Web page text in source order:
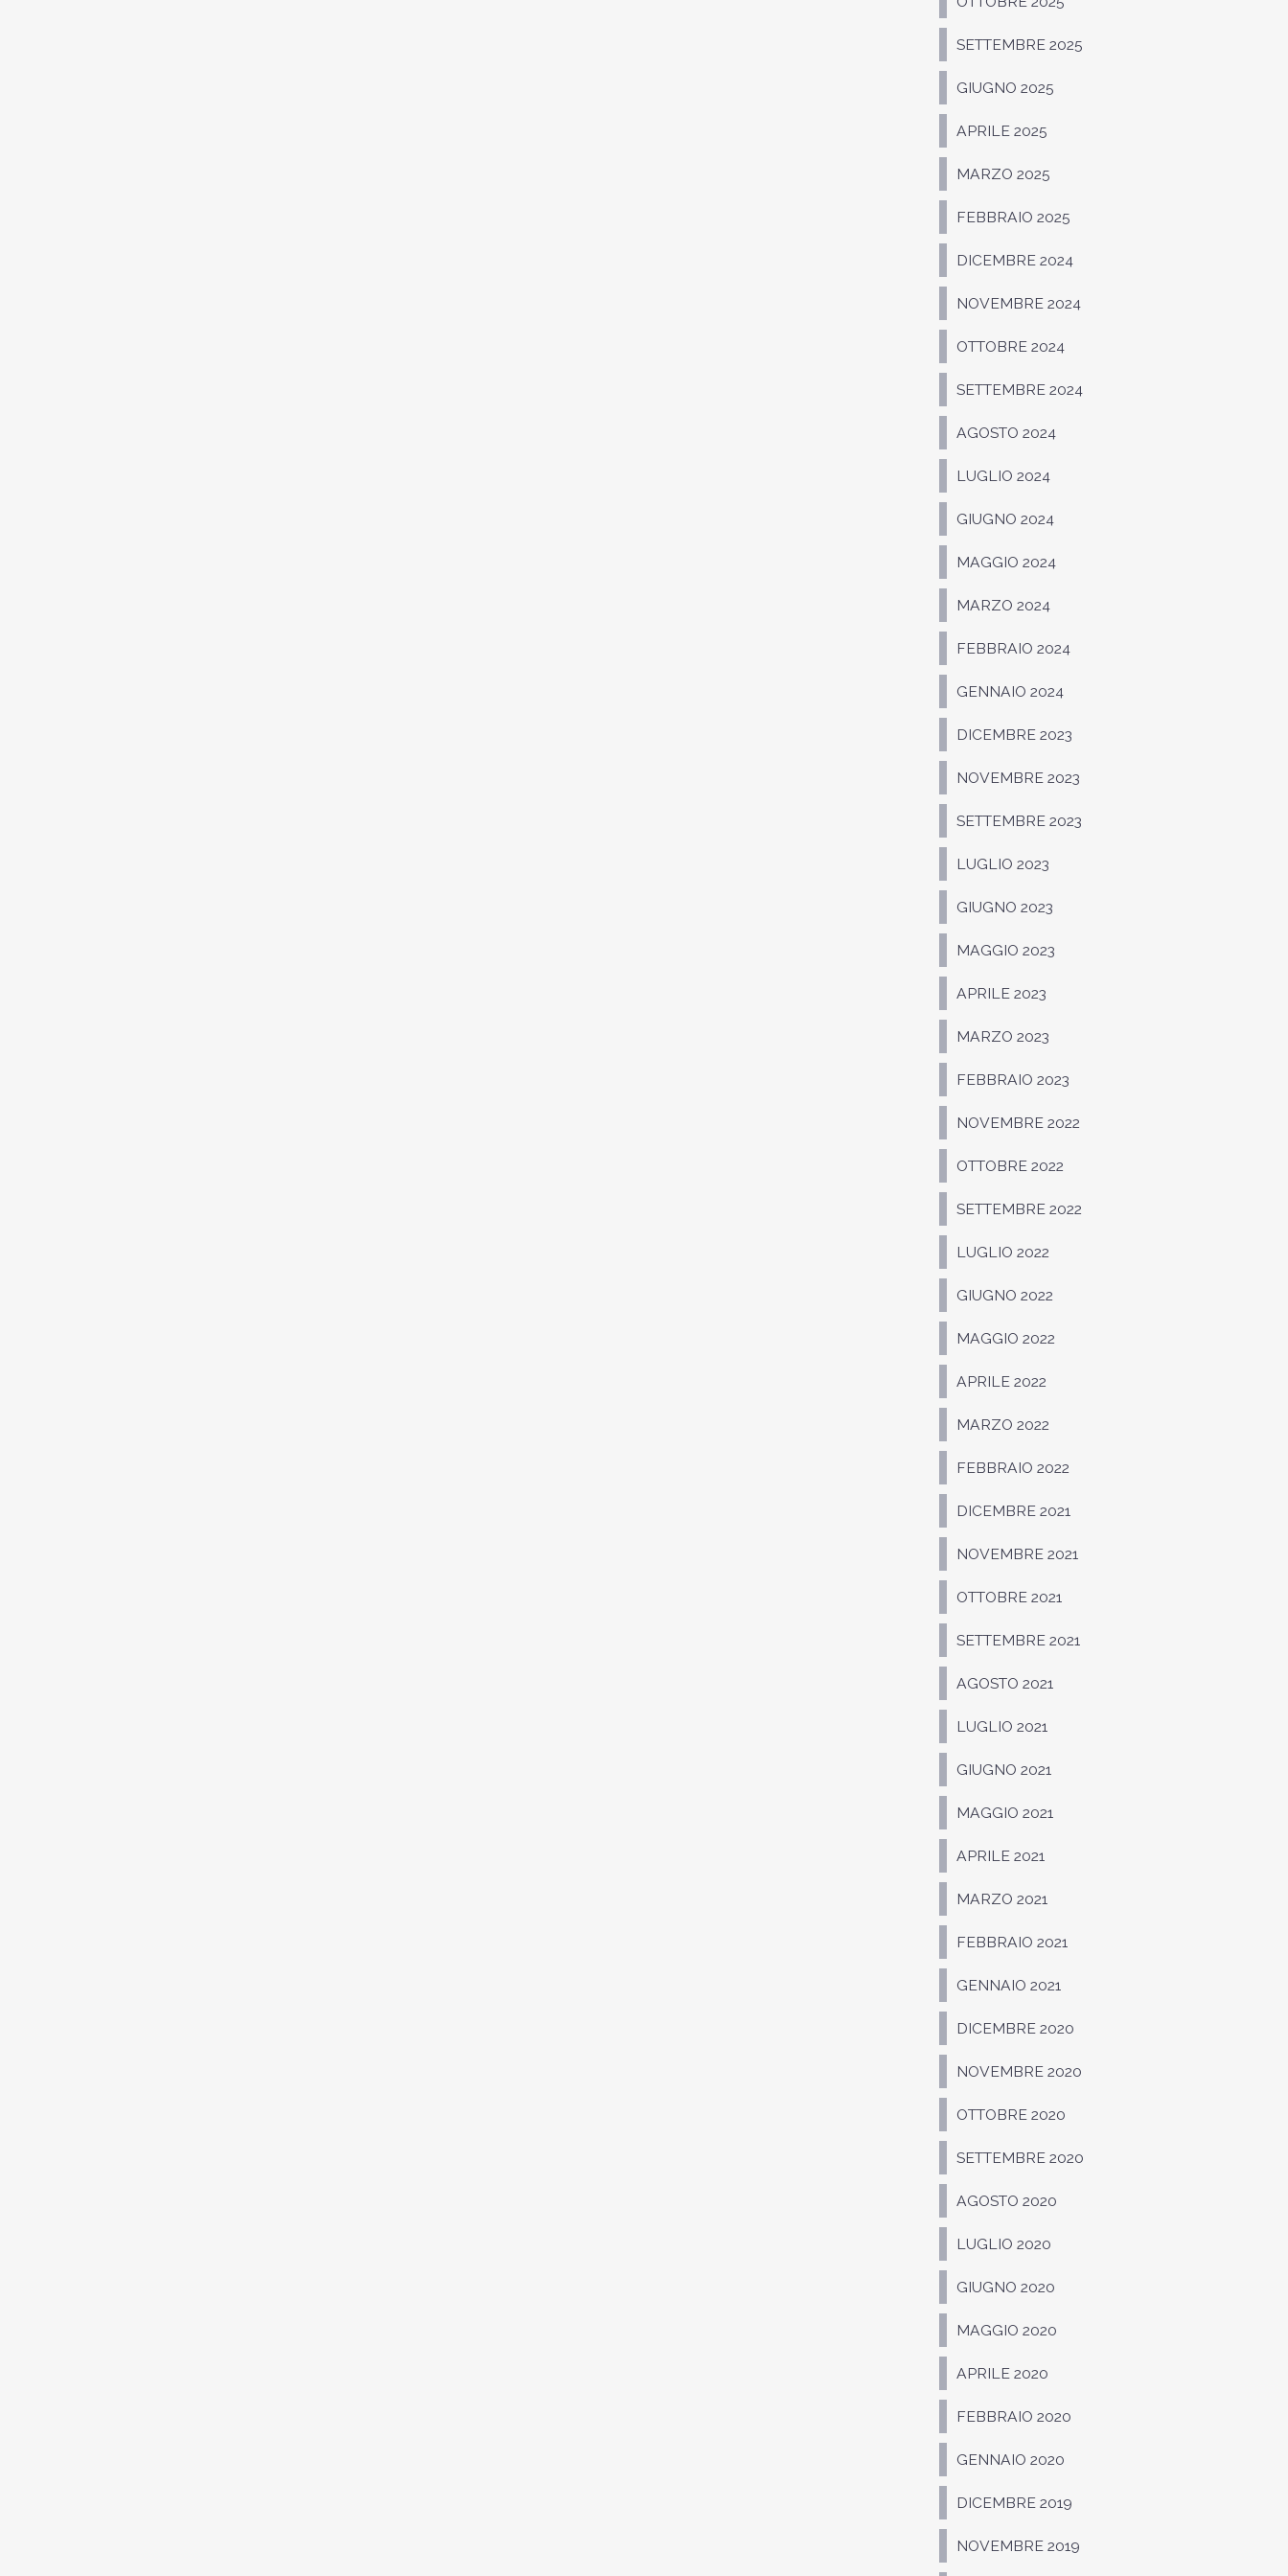
SETTEMBRE 2025
GIUGNO 2025
APRILE 2025
MARZO 2025
FEBBRAIO 2025
DICEMBRE 2024
NOVEMBRE 2024
OTTOBRE 2024
SETTEMBRE 2024
AGOSTO 2024
LUGLIO 2024
GIUGNO 2024
MAGGIO 2024
MARZO 2024
FEBBRAIO 2024
GENNAIO 2024
DICEMBRE 2023
NOVEMBRE 2023
SETTEMBRE 2023
LUGLIO 2023
GIUGNO 2023
MAGGIO 2023
APRILE 2023
MARZO 2023
FEBBRAIO 2023
NOVEMBRE 2022
OTTOBRE 2022
SETTEMBRE 2022
LUGLIO 2022
GIUGNO 2022
MAGGIO 2022
APRILE 2022
MARZO 2022
FEBBRAIO 2022
DICEMBRE 2021
NOVEMBRE 2021
OTTOBRE 2021
SETTEMBRE 2021
AGOSTO 2021
LUGLIO 2021
GIUGNO 2021
MAGGIO 2021
APRILE 2021
MARZO 2021
FEBBRAIO 2021
GENNAIO 2021
DICEMBRE 2020
NOVEMBRE 2020
OTTOBRE 2020
SETTEMBRE 2020
AGOSTO 2020
LUGLIO 2020
GIUGNO 2020
MAGGIO 2020
APRILE 2020
FEBBRAIO 2020
GENNAIO 2020
DICEMBRE 2019
NOVEMBRE 2019